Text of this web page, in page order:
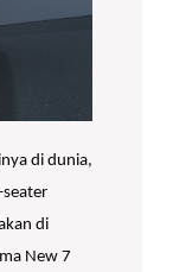
di dunia,
di
New 7